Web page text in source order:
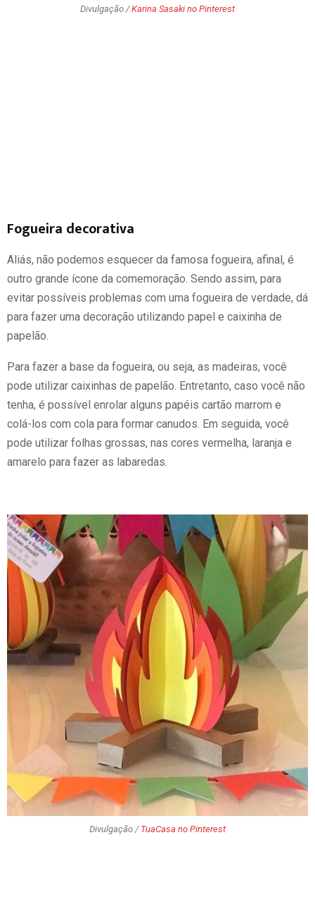
Divulgação /Karina Sasaki no Pinterest
Fogueira decorativa
Aliás, não podemos esquecer da famosa fogueira, afinal, é
outro grande ícone da comemoração. Sendo assim, para
evitar possíveis problemas com uma fogueira de verdade, dá
para fazer uma decoração utilizando papel e caixinha de
papelão.
Para fazer a base da fogueira, ou seja, as madeiras, você
pode utilizar caixinhas de papelão. Entretanto, caso você não
tenha, é possível enrolar alguns papéis cartão marrom e
colá-los com cola para formar canudos. Em seguida, você
pode utilizar folhas grossas, nas cores vermelha, laranja e
amarelo para fazer as labaredas.
Divulgação / TuaCasa no Pinterest